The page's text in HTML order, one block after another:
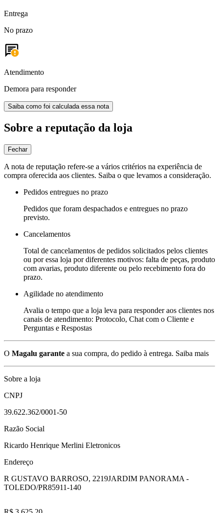
Entrega
No prazo
Atendimento
Demora para responder
Saiba como foi calculada essa nota
Sobre a reputação da loja
Fechar
A nota de reputação refere-se a vários critérios na experiência de
compra oferecida aos clientes. Saiba o que levamos a consideração.
Pedidos entregues no prazo
Pedidos que foram despachados e entregues no prazo
previsto.
Cancelamentos
Total de cancelamentos de pedidos solicitados pelos clientes
ou por essa loja por diferentes motivos: falta de peças, produto
com avarias, produto diferente ou pelo recebimento fora do
prazo.
Agilidade no atendimento
Avalia o tempo que a loja leva para responder aos clientes nos
canais de atendimento: Protocolo, Chat com o Cliente e
Perguntas e Respostas
O Magalu garante a sua compra, do pedido à entrega. Saiba mais
Sobre a loja
CNPJ
39.622.362/0001-50
Razão Social
Ricardo Henrique Merlini Eletronicos
Endereço
R GUSTAVO BARROSO, 2219JARDIM PANORAMA -
TOLEDO/PR85911-140